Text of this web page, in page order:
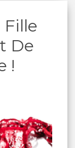
Fille
De
!